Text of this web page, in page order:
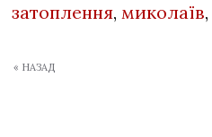
затоплення, миколаїв,
« НАЗАД